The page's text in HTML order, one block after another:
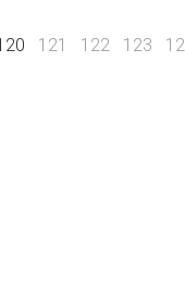
(current)
121 122 123